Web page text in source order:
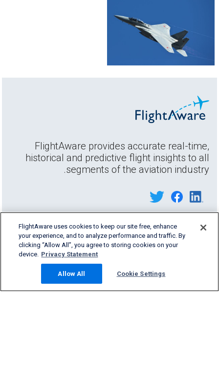
FlightAware provides accurate real-time,
historical and predictive flight insights to all
segments of the aviation industry.
FlightAware uses cookies to keep our site free, enhance
your experience, and to analyze performance and traffic. By
clicking “Allow All”, you agree to storing cookies on your
device. Privacy Statement
Cookie Settings
Allow All